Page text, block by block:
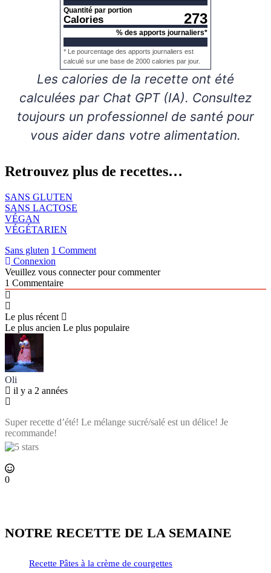
Quantité par portion
Calories 273
% des apports journaliers*
* Le pourcentage des apports journaliers est
calculé sur une base de 2000 calories par jour.
Les calories de la recette ont été
calculées par Chat GPT (IA). Consultez
toujours un professionnel de santé pour
vous aider dans votre alimentation.
Retrouvez plus de recettes…
SANS GLUTEN
SANS LACTOSE
VÉGAN
VÉGÉTARIEN
Sans gluten 1 Comment
Connexion
Veuillez vous connecter pour commenter
1 Commentaire
Le plus récent
Le plus ancien Le plus populaire
Oli
il y a 2 années
Super recette d’été! Le mélange sucré/salé est un délice! Je
recommande!
0
NOTRE RECETTE DE LA SEMAINE
Recette Pâtes à la crème de courgettes